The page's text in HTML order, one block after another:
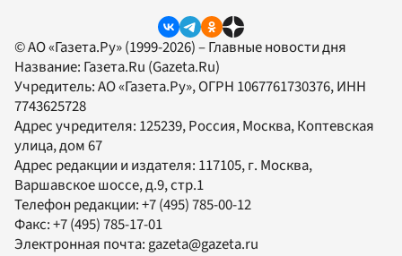
© АО «Газета.Ру» (1999-2026) – Главные новости дня
Название: Газета.Ru (Gazeta.Ru)
Учредитель:АО «Газета.Ру», ОГРН 1067761730376, ИНН
7743625728
Адрес учредителя: 125239, Россия, Москва, Коптевская
улица, дом 67
Адрес редакции и издателя: 117105, г. Москва,
Варшавское шоссе, д.9, стр.1
Телефон редакции:+7 (495) 785-00-12
Факс:+7 (495) 785-17-01
Электронная почта: gazeta@gazeta.ru